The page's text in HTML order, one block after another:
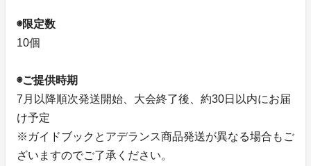
◉限定数
10個
◉ご提供時期
7月以降順次発送開始、大会終了後、約30日以内にお届
け予定
※ガイドブックとアデランス商品発送が異なる場合もご
ざいますのでご了承ください。